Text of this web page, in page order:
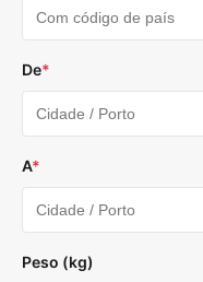
De*
A*
Peso (kg)